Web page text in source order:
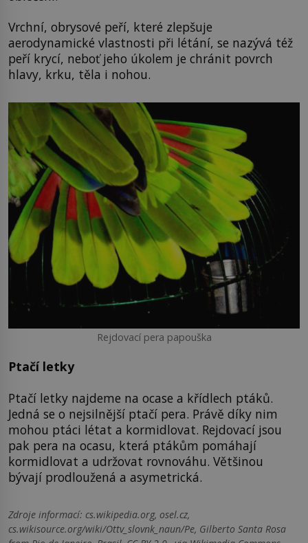
Vrchní, obrysové peří, které zlepšuje
aerodynamické vlastnosti při létání, se nazývá též
peří krycí, neboť jeho úkolem je chránit povrch
hlavy, krku, těla i nohou.
Rejdovací pera papouška
Ptačí letky
Ptačí letky najdeme na ocase a křídlech ptáků.
Jedná se o nejsilnější ptačí pera. Právě díky nim
mohou ptáci létat a kormidlovat. Rejdovací jsou
pak pera na ocasu, která ptákům pomáhají
kormidlovat a udržovat rovnováhu. Většinou
bývají prodloužená a asymetrická.
Zdroje informací: cs.wikipedia.org, osel.cz,
cs.wikisource.org/wiki/Ottv_slovnk_naun/Pe, Gilberto Santa Rosa